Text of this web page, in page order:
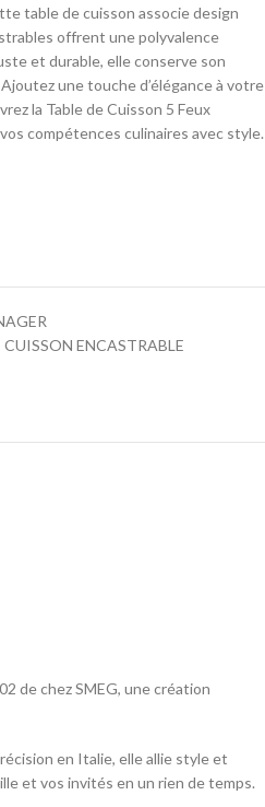
table de cuisson associe design
offrent une polyvalence
et durable, elle conserve son
une touche d’élégance à votre
la Table de Cuisson 5 Feux
compétences culinaires avec style.
CUISSON ENCASTRABLE
de chez SMEG, une création
en Italie, elle allie style et
et vos invités en un rien de temps.